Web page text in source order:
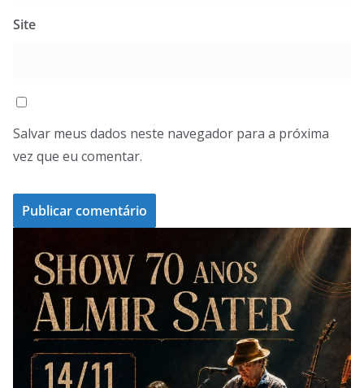
Site
Salvar meus dados neste navegador para a próxima
vez que eu comentar.